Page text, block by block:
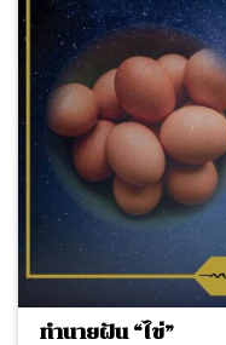
ทำนายฝัน “ไข่”